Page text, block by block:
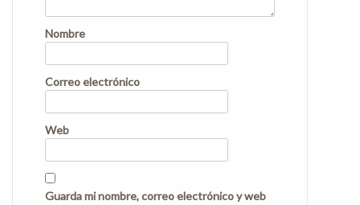
Nombre
Correo electrónico
Web
Guarda mi nombre, correo electrónico y web